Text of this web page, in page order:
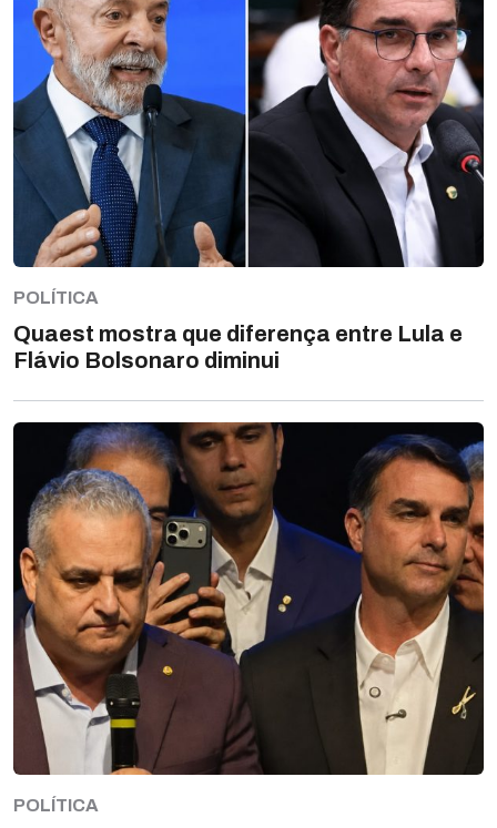
POLÍTICA
Quaest mostra que diferença entre Lula e
Flávio Bolsonaro diminui
POLÍTICA